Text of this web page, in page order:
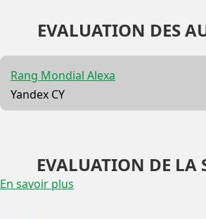
EVALUATION DES
Rang Mondial Alexa
Yandex CY
EVALUATION DE LA
En savoir plus